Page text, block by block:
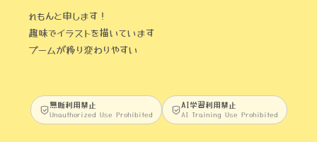
れもんと申します！
趣味でイラストを描いています
ブームが移り変わりやすい
無断利用禁止
Unauthorized Use Prohibited
AI学習利用禁止
AI Training Use Prohibited